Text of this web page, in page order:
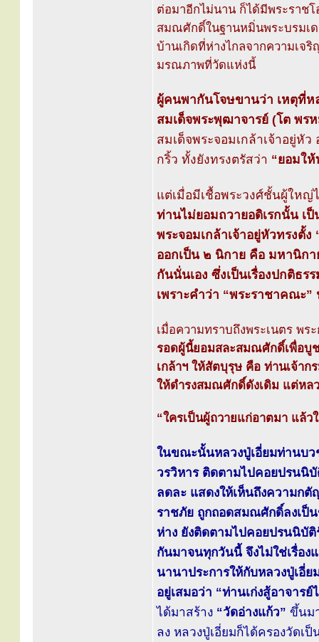
ต่อมาอีกไม่นาน ก็ได้มีพระราช
สมณศักดิ์ในฐานหมิ่นพระบรมเ
บ้านเกิดที่ห่างไกลจากความเจ
มรณภาพที่วัดแห่งนี้
ผู้คนพากันโจษขานว่า เหตุที่ห
สมเด็จพระพุฒาจารย์ (โต พร
สมเด็จพระจอมเกล้าเจ้าอยู่หั
กริ้ว ทั้งยังทรงตรัสว่า “ยอมให้
แต่เมื่อมีเชื้อพระวงศ์ชั้นผู้ให
ท่านไม่ยอมถวายอดิเรกนั้น เ
พระจอมเกล้าเจ้าอยู่หัวทรงตั้
ออกเป็น ๒ นิกาย คือ มหานิก
กันนั่นเอง ซึ่งเป็นเรื่องปกติธ
เพราะคำว่า “พระราชาคณะ
เมื่อความทราบถึงพระเนตร พร
รอดผู้นี้ยอมสละสมณศักดิ์เพื่อบู
เกล้าฯ ให้สัตบุรุษ คือ ท่านเจ้า
ให้ดำรงสมณศักดิ์ดังเดิม แต่หล
“ใครเป็นผู้ถวายแก่อาตมา แล้ว
ในขณะนั้นหลวงปู่เอี่ยมท่านบว
วรวิหาร ติดตามไปคอยปรนนิ
ลดละ แสดงให้เห็นถึงความก
ราชภัย ถูกถอดสมณศักดิ์ลงเป็
ห่าง ยังติดตามไปคอยปรนนิบั
กันมาจนทุกวันนี้ จึงไม่ใช่เรื่อ
นานาประการให้กับหลวงปู่เอี่
อยู่เสมอว่า “ท่านเก่งสู้อาจาร
ได้มาสร้าง “วัดอ่างแก้ว” ขึ้นม
ลง หลวงปู่เอี่ยมก็ได้ครองวัดเ